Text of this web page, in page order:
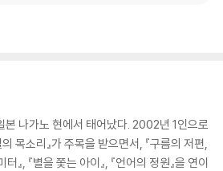
나가노 현에서 태어났다. 2002년 1인으로
목소리』가 주목을 받으면서, 『구름의 저편,
』, 『별을 쫓는 아이』, 『언어의 정원』을 연이